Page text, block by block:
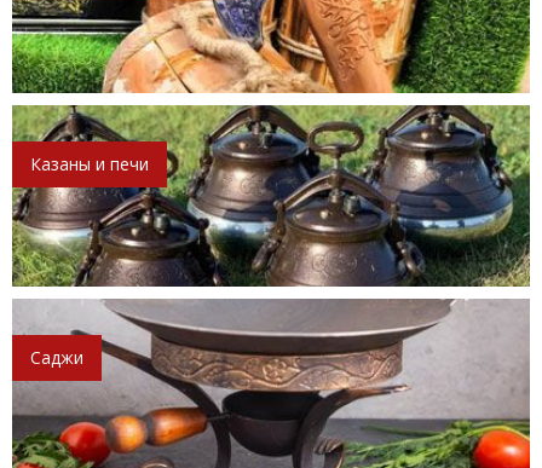
Казаны и печи
Саджи